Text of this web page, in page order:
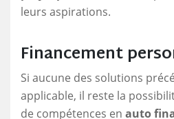
leurs aspirations.
Financement
Si aucune des solutions
applicable, il reste la
de compétences en auto